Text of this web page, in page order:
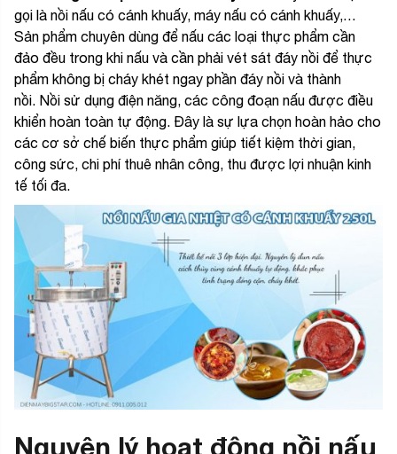
gọi là nồi nấu có cánh khuấy, máy nấu có cánh khuấy,…
Sản phẩm chuyên dùng để nấu các loại thực phẩm cần
đảo đều trong khi nấu và cần phải vét sát đáy nồi để thực
phẩm không bị cháy khét ngay phần đáy nồi và thành
nồi. Nồi sử dụng điện năng, các công đoạn nấu được điều
khiển hoàn toàn tự động. Đây là sự lựa chọn hoàn hảo cho
các cơ sở chế biến thực phẩm giúp tiết kiệm thời gian,
công sức, chi phí thuê nhân công, thu được lợi nhuận kinh
tế tối đa.
Nguyên lý hoạt động nồi nấu